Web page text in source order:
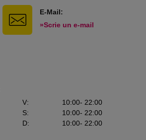
E-Mail:
»Scrie un e-mail
V: 10:00- 22:00
S: 10:00- 22:00
D: 10:00- 22:00